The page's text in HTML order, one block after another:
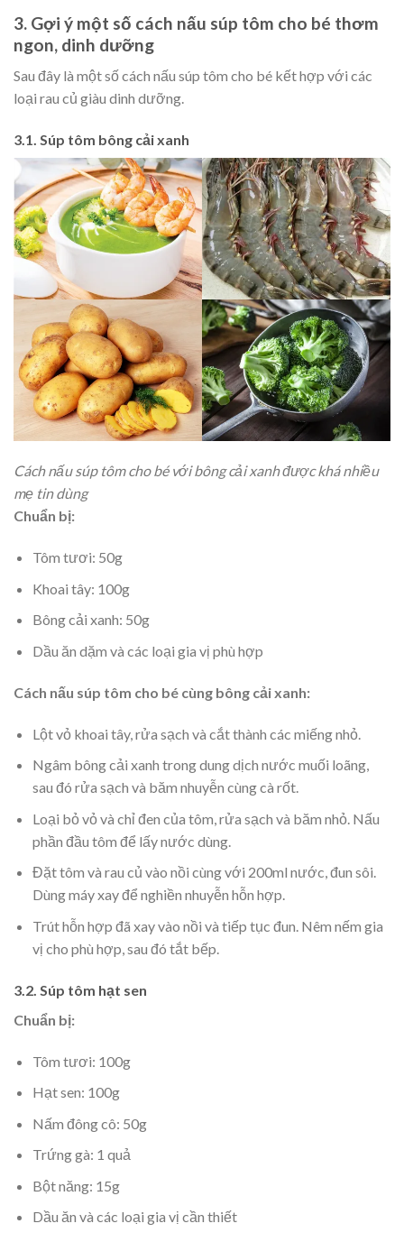
3. Gợi ý một số cách nấu súp tôm cho bé thơm
ngon, dinh dưỡng
Sau đây là một số cách nấu súp tôm cho bé kết hợp với các
loại rau củ giàu dinh dưỡng.
3.1. Súp tôm bông cải xanh
Cách nấu súp tôm cho bé với bông cải xanh được khá nhiều
mẹ tin dùng
Chuẩn bị:
Tôm tươi: 50g
Khoai tây: 100g
Bông cải xanh: 50g
Dầu ăn dặm và các loại gia vị phù hợp
Cách nấu súp tôm cho bé cùng bông cải xanh:
Lột vỏ khoai tây, rửa sạch và cắt thành các miếng nhỏ.
Ngâm bông cải xanh trong dung dịch nước muối loãng,
sau đó rửa sạch và băm nhuyễn cùng cà rốt.
Loại bỏ vỏ và chỉ đen của tôm, rửa sạch và băm nhỏ. Nấu
phần đầu tôm để lấy nước dùng.
Đặt tôm và rau củ vào nồi cùng với 200ml nước, đun sôi.
Dùng máy xay để nghiền nhuyễn hỗn hợp.
Trút hỗn hợp đã xay vào nồi và tiếp tục đun. Nêm nếm gia
vị cho phù hợp, sau đó tắt bếp.
3.2. Súp tôm hạt sen
Chuẩn bị:
Tôm tươi: 100g
Hạt sen: 100g
Nấm đông cô: 50g
Trứng gà: 1 quả
Bột năng: 15g
Dầu ăn và các loại gia vị cần thiết